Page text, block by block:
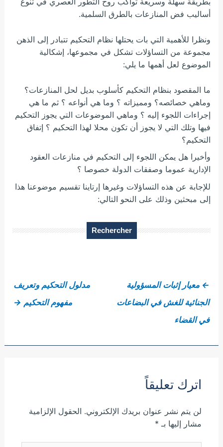
أساليب فض المنازعات بالطرق السلمية.
ونظرا للأهمية التي بات يحتلها نظام التحكيم تتبادر إلى الذهن
مجموعة من التساؤلات تشكل في مجموعها، إشكالية
الموضوع لعل أهمها ما يلي:
ما المقصود بنظام التحكيم كأسلوب بديل لحل المنازعات؟
وماهي خصائصه؟ ومميزاته ؟ وما هي أنواعه ؟ ثم ما هي
إجراءات اللجوء إليه ؟ وماهي الموضوعات التي يجوز التحكيم
فيها وتلك التي لا يجوز أن تكون محلا لهذا التحكيم ؟ إتفاق
التحكيم؟
وأخيرا هل يمكن اللجوء إلى التحكيم في منازعات العقود
الإدارية عموما وصفقات الدولة خصوصا ؟
للإجابة عن هذه التساؤلات وغيرها إرتاينا تقسيم موضوعنا هذا
إلى مبحثين وذلك على النحو التالي:
Rechercher
← معيار إثبات المسؤولية
الجنائية للغش في البضاعات
في القضاء
مدلول التحكيم وتعريف
مفهوم التحكيم →
اترك تعليقاً
لن يتم نشر عنوان بريدك الإلكتروني. الحقول الإلزامية
مشار إليها بـ *